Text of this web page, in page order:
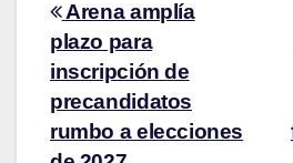
Arena amplía
plazo para
inscripción de
precandidatos
rumbo a elecciones